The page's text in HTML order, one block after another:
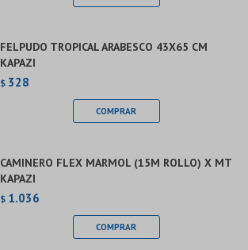
FELPUDO TROPICAL ARABESCO 43X65 CM
KAPAZI
$ 328
CAMINERO FLEX MARMOL (15M ROLLO) X MT
KAPAZI
$ 1.036